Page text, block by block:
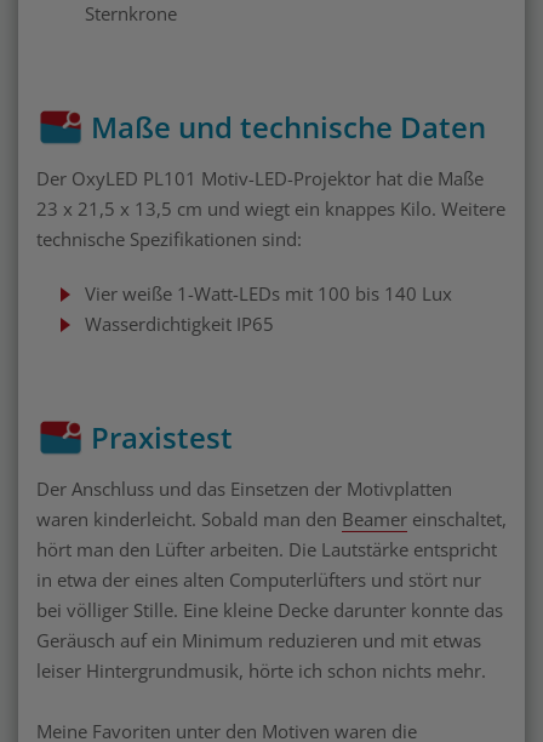
Sternkrone
Maße und technische Daten
Der OxyLED PL101 Motiv-LED-Projektor hat die Maße
23 x 21,5 x 13,5 cm und wiegt ein knappes Kilo. Weitere
technische Spezifikationen sind:
Vier weiße 1-Watt-LEDs mit 100 bis 140 Lux
Wasserdichtigkeit IP65
Praxistest
Der Anschluss und das Einsetzen der Motivplatten
waren kinderleicht. Sobald man den Beamer einschaltet,
hört man den Lüfter arbeiten. Die Lautstärke entspricht
in etwa der eines alten Computerlüfters und stört nur
bei völliger Stille. Eine kleine Decke darunter konnte das
Geräusch auf ein Minimum reduzieren und mit etwas
leiser Hintergrundmusik, hörte ich schon nichts mehr.
Meine Favoriten unter den Motiven waren die